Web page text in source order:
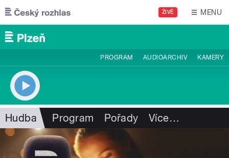
Přejít k hlavnímu obsahu
ŽIVĚ MENU
PROGRAM AUDIOARCHIV KAMERY
Hudba Program Pořady Více…